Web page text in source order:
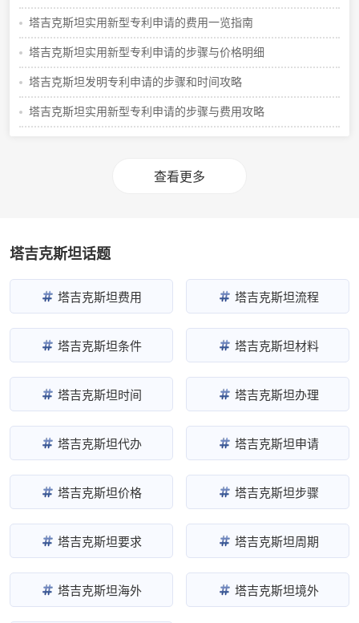
塔吉克斯坦实用新型专利申请的费用一览指南
塔吉克斯坦实用新型专利申请的步骤与价格明细
塔吉克斯坦发明专利申请的步骤和时间攻略
塔吉克斯坦实用新型专利申请的步骤与费用攻略
查看更多
塔吉克斯坦话题
塔吉克斯坦费用 塔吉克斯坦流程
塔吉克斯坦条件 塔吉克斯坦材料
塔吉克斯坦时间 塔吉克斯坦办理
塔吉克斯坦代办 塔吉克斯坦申请
塔吉克斯坦价格 塔吉克斯坦步骤
塔吉克斯坦要求 塔吉克斯坦周期
塔吉克斯坦海外 塔吉克斯坦境外